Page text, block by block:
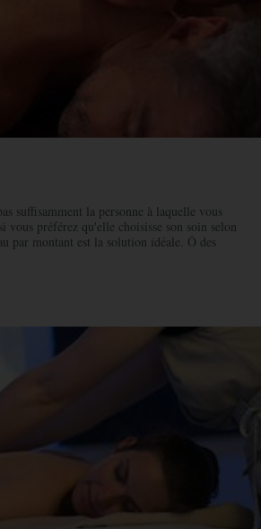
suffisamment la personne à laquelle vous
vous préférez qu'elle choisisse son soin selon
par montant est la solution idéale. Ô des
moment exceptionnel.